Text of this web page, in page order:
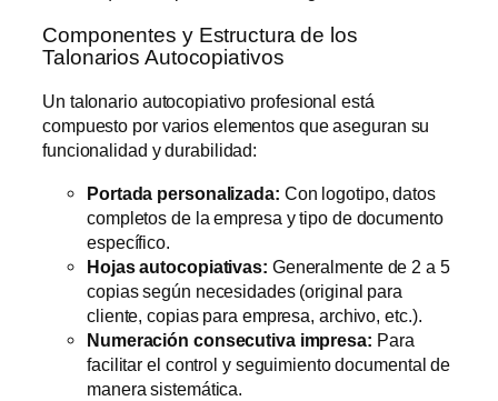
Componentes y Estructura de los
Talonarios Autocopiativos
Un talonario autocopiativo profesional está
compuesto por varios elementos que aseguran su
funcionalidad y durabilidad:
Portada personalizada: Con logotipo, datos
completos de la empresa y tipo de documento
específico.
Hojas autocopiativas: Generalmente de 2 a 5
copias según necesidades (original para
cliente, copias para empresa, archivo, etc.).
Numeración consecutiva impresa: Para
facilitar el control y seguimiento documental de
manera sistemática.